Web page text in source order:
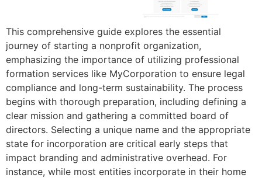
This comprehensive guide explores the essential
journey of starting a nonprofit organization,
emphasizing the importance of utilizing professional
formation services like MyCorporation to ensure legal
compliance and long-term sustainability. The process
begins with thorough preparation, including defining a
clear mission and gathering a committed board of
directors. Selecting a unique name and the appropriate
state for incorporation are critical early steps that
impact branding and administrative overhead. For
instance, while most entities incorporate in their home